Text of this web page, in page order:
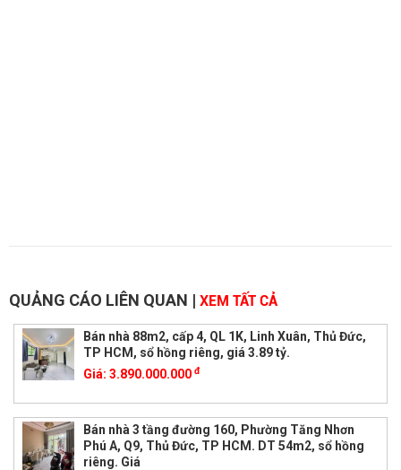
QUẢNG CÁO LIÊN QUAN | XEM TẤT CẢ
Bán nhà 88m2, cấp 4, QL 1K, Linh Xuân, Thủ Đức,
TP HCM, sổ hồng riêng, giá 3.89 tỷ.
Giá: 3.890.000.000 đ
Bán nhà 3 tầng đường 160, Phường Tăng Nhơn
Phú A, Q9, Thủ Đức, TP HCM. DT 54m2, sổ hồng
riêng. Giá